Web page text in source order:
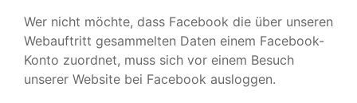
Wer nicht möchte, dass Facebook die über unseren
Webauftritt gesammelten Daten einem Facebook-
Konto zuordnet, muss sich vor einem Besuch
unserer Website bei Facebook ausloggen.